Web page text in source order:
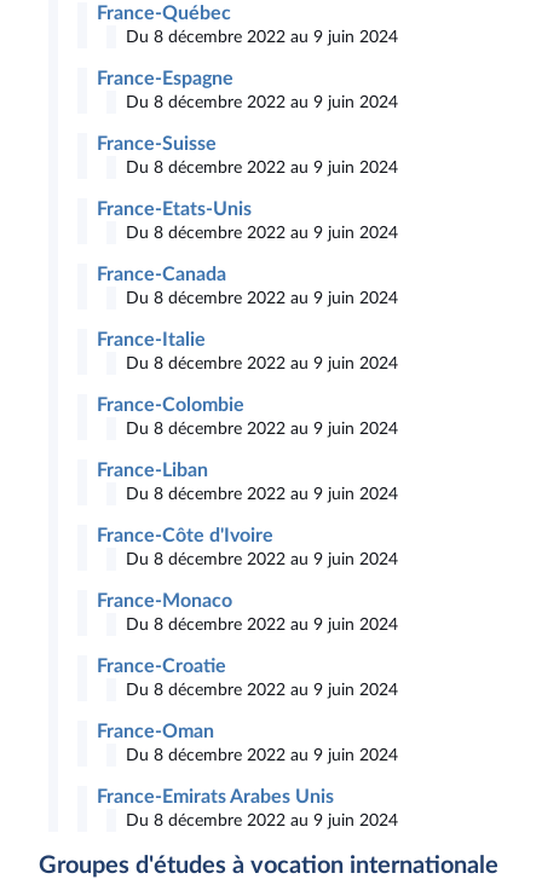
France-Québec
Du 8 décembre 2022 au 9 juin 2024
France-Espagne
Du 8 décembre 2022 au 9 juin 2024
France-Suisse
Du 8 décembre 2022 au 9 juin 2024
France-Etats-Unis
Du 8 décembre 2022 au 9 juin 2024
France-Canada
Du 8 décembre 2022 au 9 juin 2024
France-Italie
Du 8 décembre 2022 au 9 juin 2024
France-Colombie
Du 8 décembre 2022 au 9 juin 2024
France-Liban
Du 8 décembre 2022 au 9 juin 2024
France-Côte d'Ivoire
Du 8 décembre 2022 au 9 juin 2024
France-Monaco
Du 8 décembre 2022 au 9 juin 2024
France-Croatie
Du 8 décembre 2022 au 9 juin 2024
France-Oman
Du 8 décembre 2022 au 9 juin 2024
France-Emirats Arabes Unis
Du 8 décembre 2022 au 9 juin 2024
Groupes d'études à vocation internationale